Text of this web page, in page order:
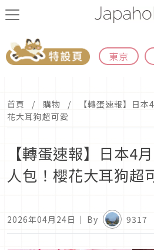
東京
首頁 購物
【轉蛋速報】日
花大耳狗超可愛
【轉蛋速報】日本4
人包！櫻花大耳狗超
2026年04月24日 ｜ By 9317